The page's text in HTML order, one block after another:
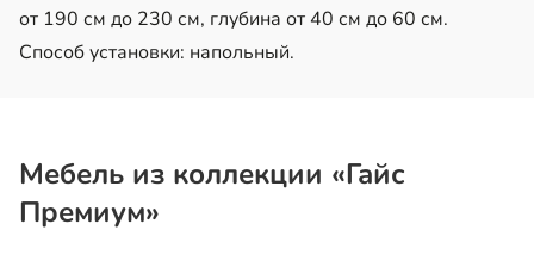
от 190 см до 230 см, глубина от 40 см до 60 см.
Способ установки: напольный.
Мебель из коллекции «Гайс
Премиум»